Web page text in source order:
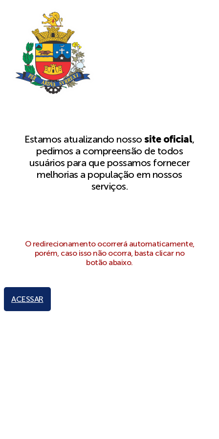
Estamos atualizando nossosite oficial,
pedimos a compreensão de todos
usuários para que possamos fornecer
melhorias a população em nossos
serviços.
O redirecionamento ocorrerá automaticamente,
porém, caso isso não ocorra, basta clicar no
botão abaixo.
ACESSAR